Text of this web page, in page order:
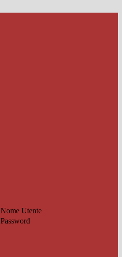
Nome Utente
Password